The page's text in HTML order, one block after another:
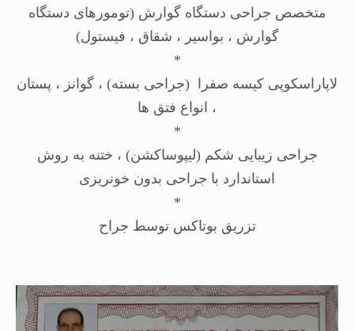
متخصص جراحی دستگاه گوارش (تومورهای دستگاه
گوارش ، بواسیر ، شقاق ، فیستول)
لاپاراسکوپی کیسه صفرا (جراحی بسته) ، گوانز ، پستان
، انواع فتق ها
جراحی زیبایی شکم (لیپوساکشن) ، ختنه به روش
استاندارد با جراحی بدون خونریزی
تزریق بوتاکس توسط جراح